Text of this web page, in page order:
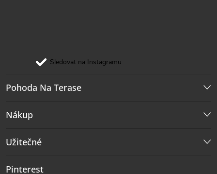
Sledovat na Instagramu
Pohoda Na Terase
Nákup
Užitečné
Pinterest